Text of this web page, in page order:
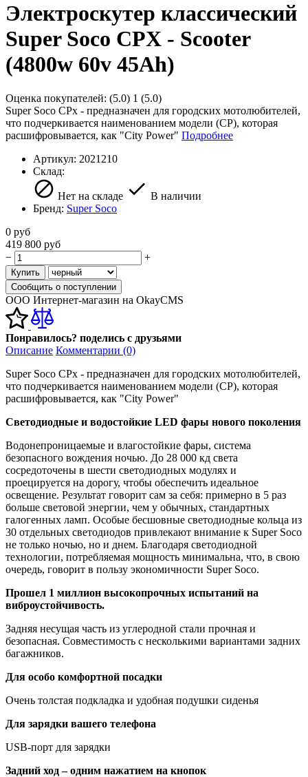
Электроскутер классический
Super Soco CPX - Scooter
(4800w 60v 45Ah)
Оценка покупателей: (5.0) 1 (5.0)
Super Soco CPx - предназначен для городских мотолюбителей,
что подчеркивается наименованием модели (CP), которая
расшифровывается, как "City Power" Подробнее
Артикул: 2021210
Склад:
Нет на складе
В наличии
Бренд: Super Soco
0 руб
419 800 руб
−
+
Купить
Сообщить о поступлении
ООО Интернет-магазин на OkayCMS
Понравилось? поделись с друзьями
Описание Комментарии (0)
Super Soco CPx - предназначен для городских мотолюбителей,
что подчеркивается наименованием модели (CP), которая
расшифровывается, как "City Power"
Светодиодные и водостойкие LED фары нового поколения
Водонепроницаемые и влагостойкие фары, система
безопасного вождения ночью. До 28 000 кд света
сосредоточены в шести светодиодных модулях и
проецируется на дорогу, чтобы обеспечить идеальное
освещение. Результат говорит сам за себя: примерно в 5 раз
больше световой энергии, чем у обычных, стандартных
галогенных ламп. Особые бесшовные светодиодные кольца из
30 отдельных светодиодов привлекают внимание к Super Soco
не только ночью, но и днем. Благодаря светодиодной
технологии, потребляемая мощность минимальна, что, в свою
очередь, говорит в пользу экономичности Super Soco.
Прошел 1 миллион высокопрочных испытаний на
виброустойчивость.
Задняя несущая часть из углеродной стали прочная и
безопасная. Совместимость с несколькими вариантами задних
багажников.
Для особо комфортной посадки
Очень толстая подкладка и удобная подушки сиденья
Для зарядки вашего телефона
USB-порт для зарядки
Задний ход – одним нажатием на кнопок